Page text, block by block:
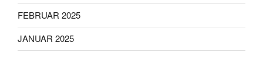
FEBRUAR 2025
JANUAR 2025